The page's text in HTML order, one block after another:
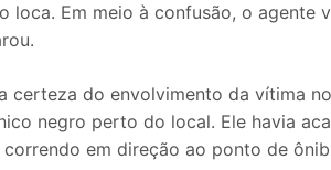
loca. Em meio à confusão, o agente
certeza do envolvimento da vítima
negro perto do local. Ele havia
em direção ao ponto de